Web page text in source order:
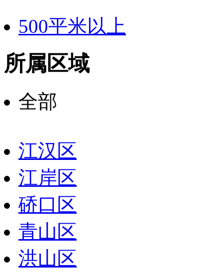
500平米以上
所属区域
全部
江汉区
江岸区
硚口区
青山区
洪山区